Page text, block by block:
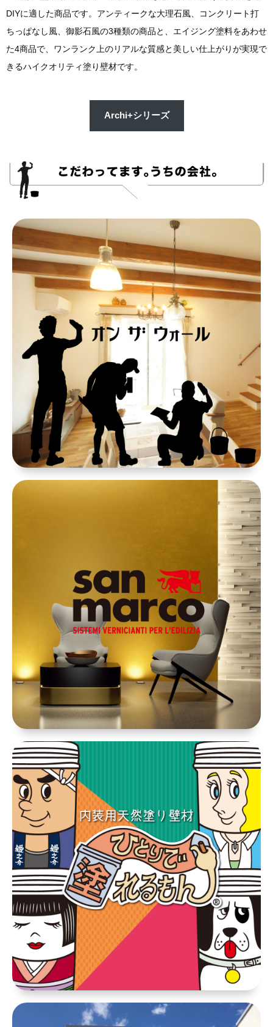
DIYに適した商品です。アンティークな大理石風、コンクリート打
ちっぱなし風、御影石風の3種類の商品と、エイジング塗料をあわせ
た4商品で、ワンランク上のリアルな質感と美しい仕上がりが実現で
きるハイクオリティ塗り壁材です。
Archi+シリーズ
内装仕上げ材
イタリア輸入商材
DIY商品